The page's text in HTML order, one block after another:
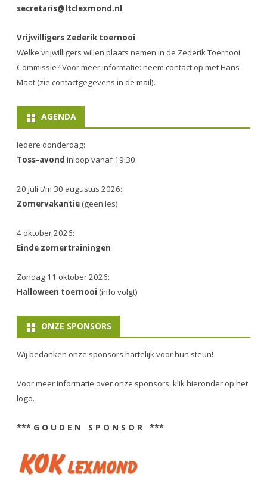
secretaris@ltclexmond.nl .
Vrijwilligers Zederik toernooi
Welke vrijwilligers willen plaats nemen in de Zederik Toernooi
Commissie? Voor meer informatie: neem contact op met Hans
Maat (zie contactgegevens in de mail).
AGENDA
Iedere donderdag:
Toss-avond inloop vanaf 19:30
20 juli t/m 30 augustus 2026:
Zomervakantie(geen les)
4 oktober 2026:
Einde zomertrainingen
Zondag 11 oktober 2026:
Halloween toernooi (info volgt)
ONZE SPONSORS
Wij bedanken onze sponsors hartelijk voor hun steun!
Voor meer informatie over onze sponsors: klik hieronder op het
logo.
*** G O U D E N S P O N S O R ***